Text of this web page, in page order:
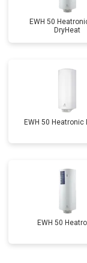
EWH 50
DryHeat
EWH 50 Heatronic
EWH 50